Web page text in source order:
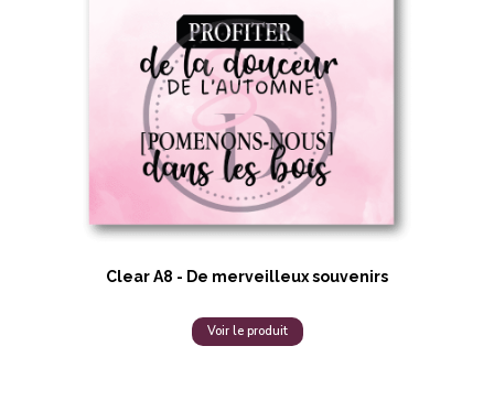
Clear A8 - De merveilleux souvenirs
Voir le produit